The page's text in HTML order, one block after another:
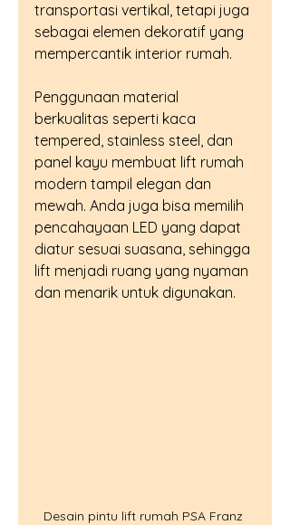
transportasi vertikal, tetapi juga
sebagai elemen dekoratif yang
mempercantik interior rumah.
Penggunaan material
berkualitas seperti kaca
tempered, stainless steel, dan
panel kayu membuat lift rumah
modern tampil elegan dan
mewah. Anda juga bisa memilih
pencahayaan LED yang dapat
diatur sesuai suasana, sehingga
lift menjadi ruang yang nyaman
dan menarik untuk digunakan.
Desain pintu lift rumah PSA Franz